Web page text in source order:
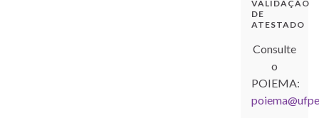
VALIDAÇÃO
DE
ATESTADO
Consulte
o
POIEMA: